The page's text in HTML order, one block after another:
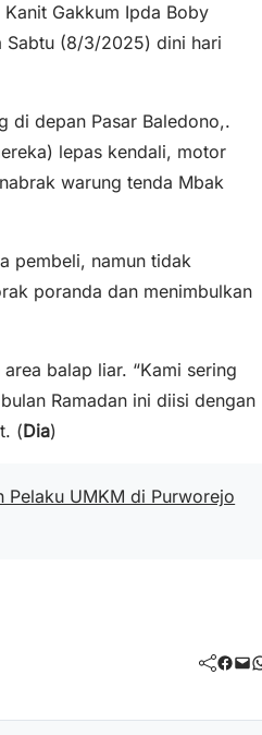
Gakkum Ipda Boby
Sabtu (8/3/2025) dini hari
di depan Pasar Baledono,.
lepas kendali, motor
warung tenda Mbak
pembeli, namun tidak
poranda dan menimbulkan
balap liar. “Kami sering
Ramadan ini diisi dengan
(Dia)
Pelaku UMKM di Purworejo
Facebook Mail WhatsApp